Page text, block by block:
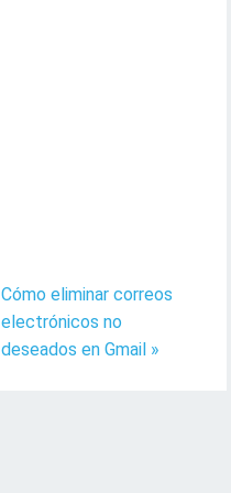
Cómo eliminar correos
electrónicos no
deseados en Gmail »